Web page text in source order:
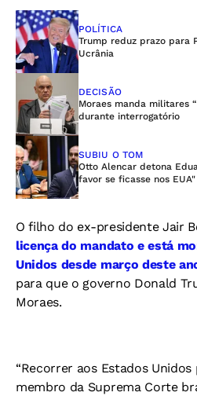
POLÍTICA
Trump reduz prazo para
Ucrânia
DECISÃO
Moraes manda militares
durante interrogatório
SUBIU O TOM
Otto Alencar detona
favor se ficasse nos EUA"
O filho do ex-presidente Jair
licença do mandato e está
Unidos desde março deste
para que o governo Donald
Moraes.
“Recorrer aos Estados
membro da Suprema Corte